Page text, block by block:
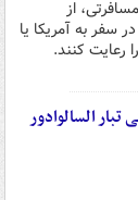
از
سفر به آمریکا یا
رعایت کنند.
السالوادور